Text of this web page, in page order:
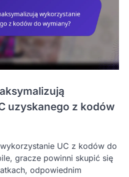
uzyskanego z kodów
UC z kodów do
gracze powinni skupić się
odpowiednim